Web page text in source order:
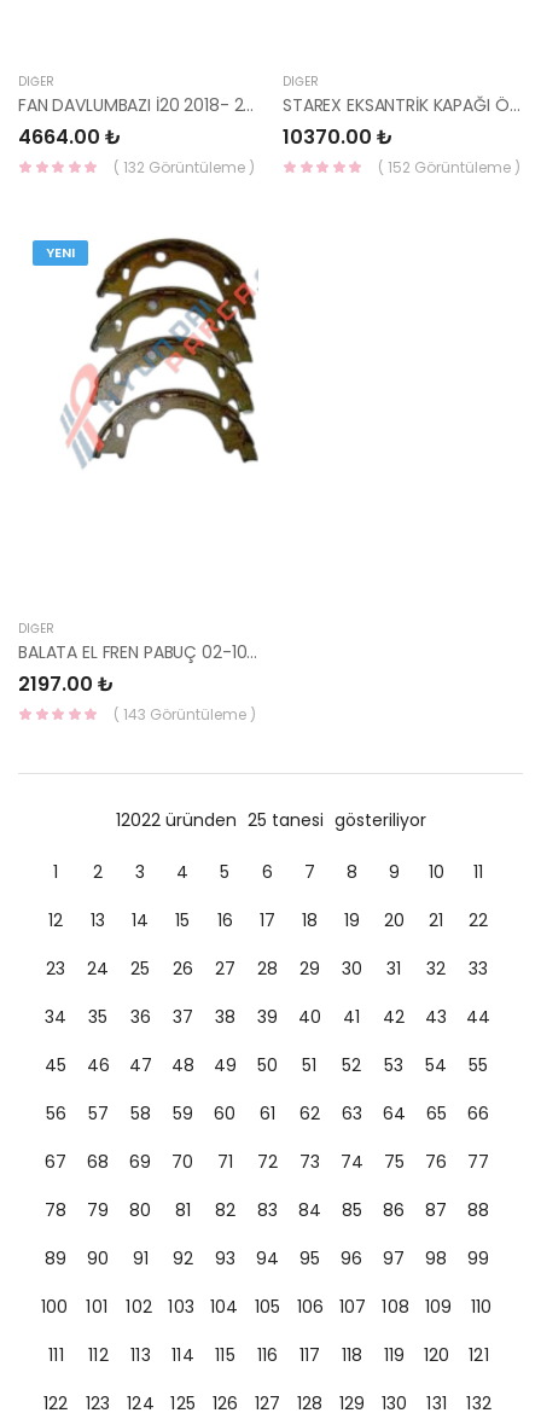
DIĞER
FAN DAVLUMBAZI İ20 2018- 25350-C8450-HMC
4664.00 ₺
( 132 Görüntüleme )
DIĞER
STAREX EKSANTRİK KAPAĞI ÖN ALT 140HP CRDI / SORENTO / KMY 08-11 21350-4A700-HMC
10370.00 ₺
( 152 Görüntüleme )
YENI
DIĞER
BALATA EL FREN PABUÇ 02-10 SORENTO 58350-3ED00-YS
2197.00 ₺
( 143 Görüntüleme )
12022 üründen 25 tanesi gösteriliyor
1 2 3 4 5 6 7 8 9 10
11
12
13 14 15 16 17 18 19 20 21
22
23
24 25 26 27 28 29 30 31 32
33
34
35 36 37 38 39 40 41 42 43
44
45
46 47 48 49 50 51 52 53 54
55
56
57 58 59 60 61 62 63 64 65
66
67
68 69 70 71 72 73 74 75 76
77
78
79 80 81 82 83 84 85 86 87
88
89
90 91 92 93 94 95 96 97 98
99
100
101 102 103 104 105 106 107 108 109
110
111
112 113 114 115 116 117 118 119 120
121
122
123 124 125 126 127 128 129 130 131
132